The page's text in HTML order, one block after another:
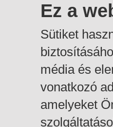
Ez a
Sütiket
média és
vonatkozó
amelyeket